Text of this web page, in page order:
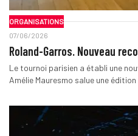
ORGANISATIONS
07/06/2026
Roland-Garros. Nouveau
Le tournoi parisien a établi une
Amélie Mauresmo salue une